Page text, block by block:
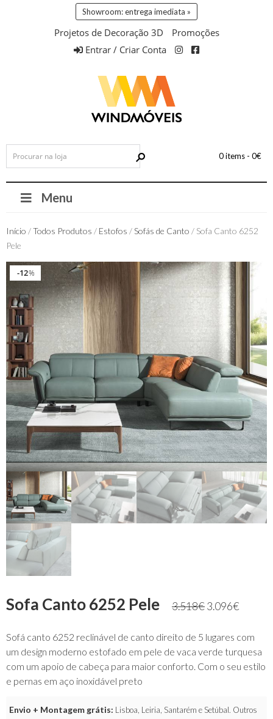
Showroom: entrega imediata »
Projetos de Decoração 3D
Promoções
Entrar / Criar Conta
0 items - 0€
Menu
Início /Todos Produtos / Estofos / Sofás de Canto / Sofa Canto 6252
Pele
%
12%
12
Sofa Canto 6252 Pele 3.518€3.096€
Sofá canto 6252 reclinável de canto direito de 5 lugares com
um design moderno estofado em pele de vaca verde turquesa
com um apoio de cabeça para maior conforto. Com o seu estilo
e pernas em aço inoxidável preto
Envio + Montagem grátis: Lisboa, Leiria, Santarém e Setúbal. Outros